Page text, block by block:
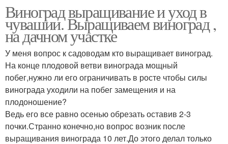
Виноград выращивание и уход в
чувашии. Выращиваем виноград ,
на дачном участке
У меня вопрос к садоводам кто выращивает виноград.
На конце плодовой ветви винограда мощный
побег,нужно ли его ограничивать в росте чтобы силы
винограда уходили на побег замещения и на
плодоношение?
Ведь его все равно осенью обрезать оставив 2-3
почки.Странно конечно,но вопрос возник после
выращивания винограда 10 лет.До этого делал только